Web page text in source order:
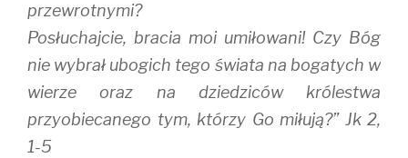
przewrotnymi?
Posłuchajcie, bracia moi umiłowani! Czy Bóg
nie wybrał ubogich tego świata na bogatych w
wierze oraz na dziedziców królestwa
przyobiecanego tym, którzy Go miłują?” Jk 2,
1-5